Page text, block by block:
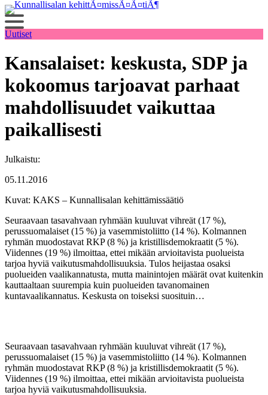
Siirry
sisältöön
Uutiset
Kansalaiset: keskusta, SDP ja
kokoomus tarjoavat parhaat
mahdollisuudet vaikuttaa
paikallisesti
Julkaistu:
05.11.2016
Kuvat: KAKS – Kunnallisalan kehittämissäätiö
Seuraavaan tasavahvaan ryhmään kuuluvat vihreät (17 %),
perussuomalaiset (15 %) ja vasemmistoliitto (14 %). Kolmannen
ryhmän muodostavat RKP (8 %) ja kristillisdemokraatit (5 %).
Viidennes (19 %) ilmoittaa, ettei mikään arvioitavista puolueista
tarjoa hyviä vaikutusmahdollisuuksia. Tulos heijastaa osaksi
puolueiden vaalikannatusta, mutta mainintojen määrät ovat kuitenkin
kauttaaltaan suurempia kuin puolueiden tavanomainen
kuntavaalikannatus. Keskusta on toiseksi suosituin…
Seuraavaan tasavahvaan ryhmään kuuluvat vihreät (17 %),
perussuomalaiset (15 %) ja vasemmistoliitto (14 %). Kolmannen
ryhmän muodostavat RKP (8 %) ja kristillisdemokraatit (5 %).
Viidennes (19 %) ilmoittaa, ettei mikään arvioitavista puolueista
tarjoa hyviä vaikutusmahdollisuuksia.